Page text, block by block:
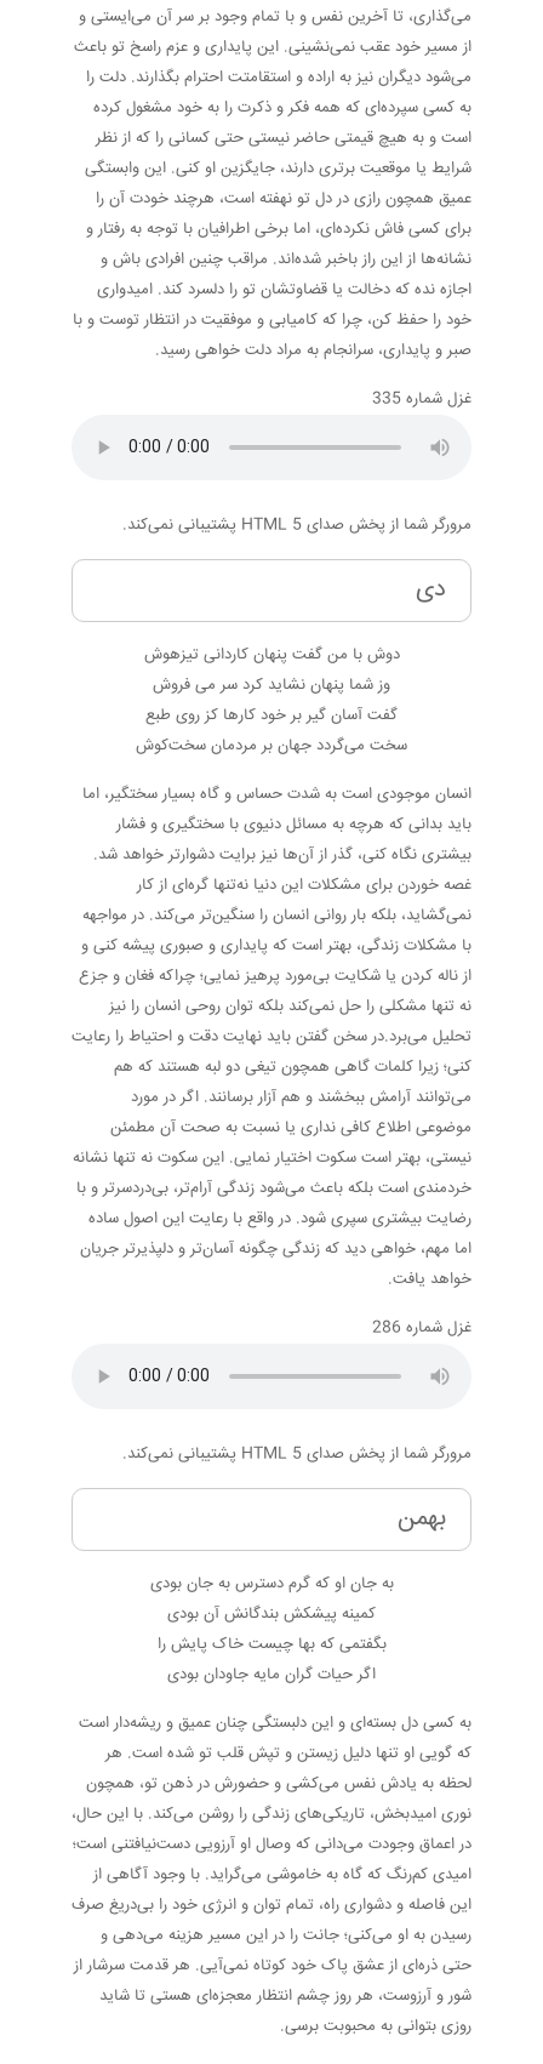
می‌گذاری، تا آخرین نفس و با تمام وجود بر سر آن می‌ایستی و
از مسیر خود عقب نمی‌نشینی. این پایداری و عزم راسخ تو باعث
می‌شود دیگران نیز به اراده و استقامتت احترام بگذارند. دلت را
به کسی سپرده‌ای که همه فکر و ذکرت را به خود مشغول کرده
است و به هیچ قیمتی حاضر نیستی حتی کسانی را که از نظر
شرایط یا موقعیت برتری دارند، جایگزین او کنی. این وابستگی
عمیق همچون رازی در دل تو نهفته است، هرچند خودت آن را
برای کسی فاش نکرده‌ای، اما برخی اطرافیان با توجه به رفتار و
نشانه‌ها از این راز باخبر شده‌اند. مراقب چنین افرادی باش و
اجازه نده که دخالت یا قضاوتشان تو را دلسرد کند. امیدواری
خود را حفظ کن، چرا که کامیابی و موفقیت در انتظار توست و با
صبر و پایداری، سرانجام به مراد دلت خواهی رسید.
غزل شماره 335
مرورگر شما از پخش صدای HTML 5 پشتیبانی نمی‌کند.
دی
دوش با من گفت پنهان کاردانی تیزهوش
وز شما پنهان نشاید کرد سر می فروش
گفت آسان گیر بر خود کارها کز روی طبع
سخت می‌گردد جهان بر مردمان سخت‌کوش
انسان موجودی است به شدت حساس و گاه بسیار سختگیر، اما
باید بدانی که هرچه به مسائل دنیوی با سختگیری و فشار
بیشتری نگاه کنی، گذر از آن‌ها نیز برایت دشوارتر خواهد شد.
غصه خوردن برای مشکلات این دنیا نه‌تنها گره‌ای از کار
نمی‌گشاید، بلکه بار روانی انسان را سنگین‌تر می‌کند. در مواجهه
با مشکلات زندگی، بهتر است که پایداری و صبوری پیشه کنی و
از ناله کردن یا شکایت بی‌مورد پرهیز نمایی؛ چراکه فغان و جزع
نه تنها مشکلی را حل نمی‌کند بلکه توان روحی انسان را نیز
تحلیل می‌برد.در سخن گفتن باید نهایت دقت و احتیاط را رعایت
کنی؛ زیرا کلمات گاهی همچون تیغی دو لبه هستند که هم
می‌توانند آرامش ببخشند و هم آزار برسانند. اگر در مورد
موضوعی اطلاع کافی نداری یا نسبت به صحت آن مطمئن
نیستی، بهتر است سکوت اختیار نمایی. این سکوت نه تنها نشانه
خردمندی است بلکه باعث می‌شود زندگی آرام‌تر، بی‌دردسرتر و با
رضایت بیشتری سپری شود. در واقع با رعایت این اصول ساده
اما مهم، خواهی دید که زندگی چگونه آسان‌تر و دلپذیرتر جریان
خواهد یافت.
غزل شماره 286
مرورگر شما از پخش صدای HTML 5 پشتیبانی نمی‌کند.
بهمن
به جان او که گرم دسترس به جان بودی
کمینه پیشکش بندگانش آن بودی
بگفتمی که بها چیست خاک پایش را
اگر حیات گران مایه جاودان بودی
به کسی دل بسته‌ای و این دلبستگی چنان عمیق و ریشه‌دار است
که گویی او تنها دلیل زیستن و تپش قلب تو شده است. هر
لحظه به یادش نفس می‌کشی و حضورش در ذهن تو، همچون
نوری امیدبخش، تاریکی‌های زندگی را روشن می‌کند. با این حال،
در اعماق وجودت می‌دانی که وصال او آرزویی دست‌نیافتنی است؛
امیدی کم‌رنگ که گاه به خاموشی می‌گراید. با وجود آگاهی از
این فاصله و دشواری راه، تمام توان و انرژی خود را بی‌دریغ صرف
رسیدن به او می‌کنی؛ جانت را در این مسیر هزینه می‌دهی و
حتی ذره‌ای از عشق پاک خود کوتاه نمی‌آیی. هر قدمت سرشار از
شور و آرزوست، هر روز چشم انتظار معجزه‌ای هستی تا شاید
روزی بتوانی به محبوبت برسی.